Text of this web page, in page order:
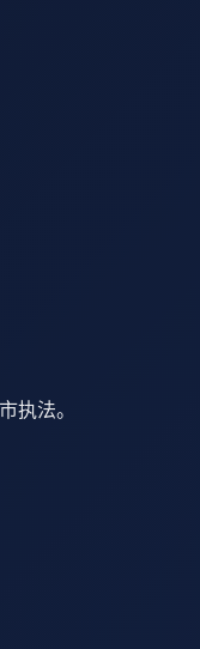
执法。